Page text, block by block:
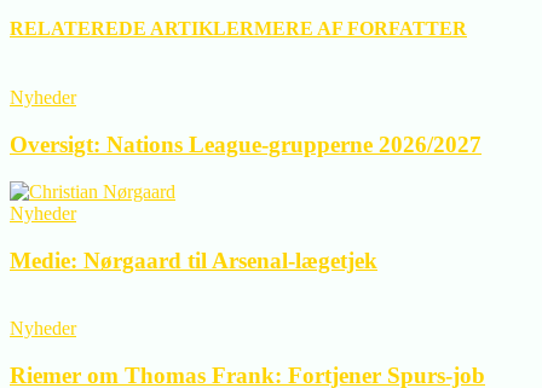
RELATEREDE ARTIKLERMERE AF FORFATTER
Nyheder
Oversigt: Nations League-grupperne 2026/2027
Nyheder
Medie: Nørgaard til Arsenal-lægetjek
Nyheder
Riemer om Thomas Frank: Fortjener Spurs-job